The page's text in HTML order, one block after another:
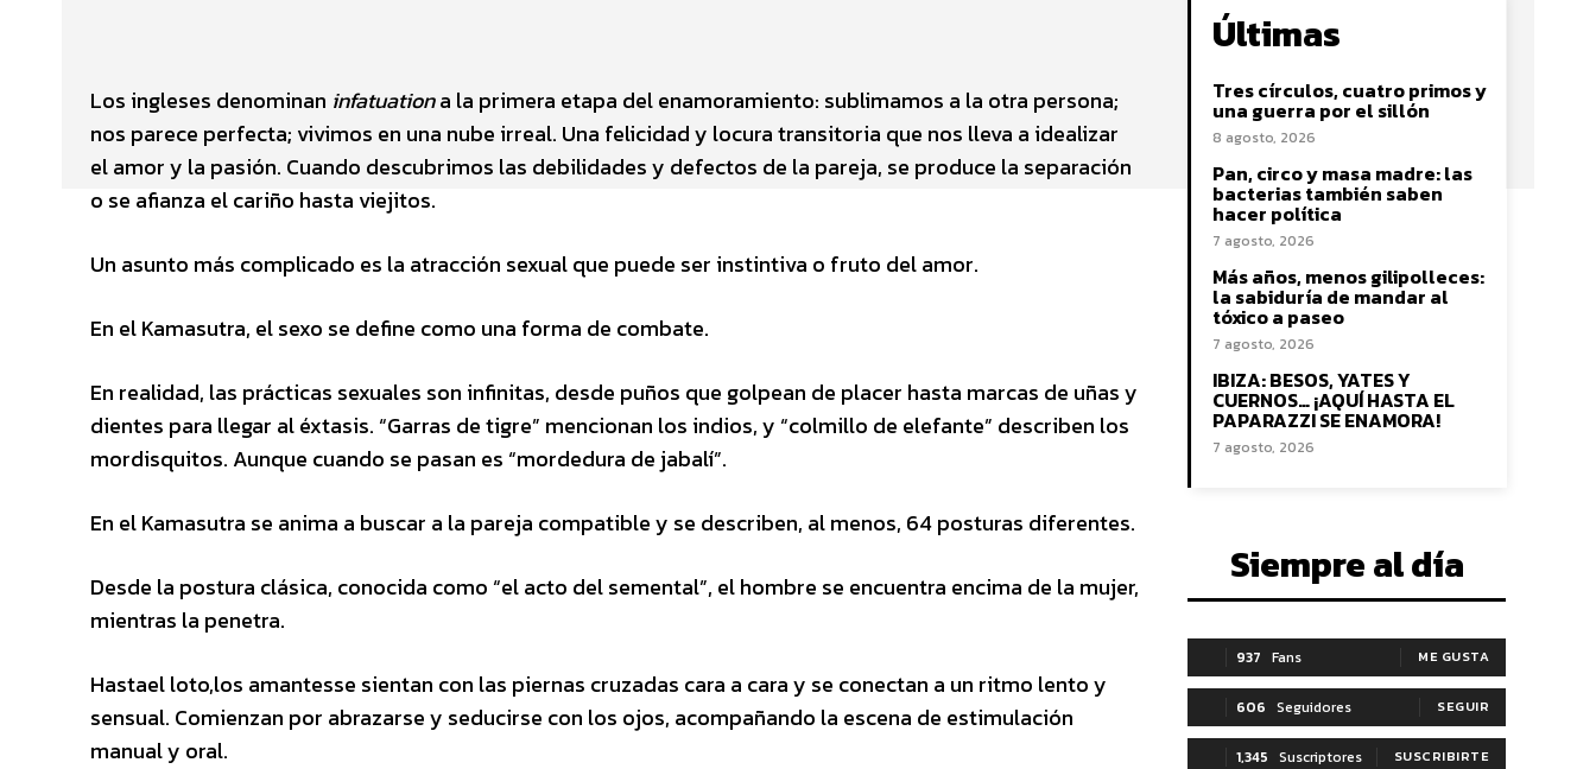
Los ingleses denominan infatuationa la primera etapa del enamoramiento: sublimamos a la otra persona;
nos parece perfecta; vivimos en una nube irreal. Una felicidad y locura transitoria que nos lleva a idealizar
el amor y la pasión. Cuando descubrimos las debilidades y defectos de la pareja, se produce la separación
o se afianza el cariño hasta viejitos.
Un asunto más complicado es la atracción sexual que puede ser instintiva o fruto del amor.
En el Kamasutra, el sexo se define como una forma de combate.
En realidad, las prácticas sexuales son infinitas, desde puños que golpean de placer hasta marcas de uñas y
dientes para llegar al éxtasis. “Garras de tigre” mencionan los indios, y “colmillo de elefante” describen los
mordisquitos. Aunque cuando se pasan es “mordedura de jabalí”.
En el Kamasutra se anima a buscar a la pareja compatible y se describen, al menos, 64 posturas diferentes.
Desde la postura clásica, conocida como “el acto del semental”, el hombre se encuentra encima de la mujer,
mientras la penetra.
Hastael loto,los amantesse sientan con las piernas cruzadas cara a cara y se conectan a un ritmo lento y
sensual. Comienzan por abrazarse y seducirse con los ojos, acompañando la escena de estimulación
manual y oral.
Últimas
Tres círculos, cuatro primos y
una guerra por el sillón
8 agosto, 2026
Pan, circo y masa madre: las
bacterias también saben
hacer política
7 agosto, 2026
Más años, menos gilipolleces:
la sabiduría de mandar al
tóxico a paseo
7 agosto, 2026
IBIZA: BESOS, YATES Y
CUERNOS… ¡AQUÍ HASTA EL
PAPARAZZI SE ENAMORA!
7 agosto, 2026
Siempre al día
937 Fans ME GUSTA
606 Seguidores SEGUIR
1,345 Suscriptores SUSCRIBIRTE